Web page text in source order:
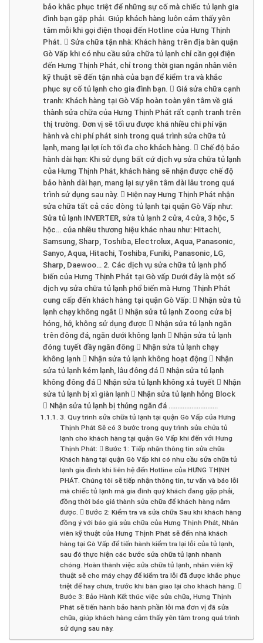
bảo khắc phục triệt để những sự cố mà chiếc tủ lạnh gia
đình bạn gặp phải. Giúp khách hàng luôn cảm thấy yên
tâm mỗi khi gọi điện thoại đến Hotline của Hưng Thịnh
Phát.  Sửa chữa tận nhà: Khách hàng trên địa bàn quận
Gò Vấp khi có nhu cầu sửa chữa tủ lạnh chỉ cần gọi điện
đến Hưng Thịnh Phát, chỉ trong thời gian ngắn nhân viên
kỹ thuật sẽ đến tận nhà của bạn để kiểm tra và khắc
phục sự cố tủ lạnh cho gia đình bạn.  Giá sửa chữa cạnh
tranh: Khách hàng tại Gò Vấp hoàn toàn yên tâm về giá
thành sửa chữa của Hưng Thịnh Phát rất cạnh tranh trên
thị trường. Đơn vị sẽ tối ưu được khá nhiều chi phí vận
hành và chi phí phát sinh trong quá trình sửa chữa tủ
lạnh, mang lại lợi ích tối đa cho khách hàng.  Chế độ bảo
hành dài hạn: Khi sử dụng bất cứ dịch vụ sửa chữa tủ lạnh
của Hưng Thịnh Phát, khách hàng sẽ nhận được chế độ
bảo hành dài hạn, mang lại sự yên tâm dài lâu trong quá
trình sử dụng sau này.  Hiện nay Hưng Thịnh Phát nhận
sửa chữa tất cả các dòng tủ lạnh tại quận Gò Vấp như:
Sửa tủ lạnh INVERTER, sửa tủ lạnh 2 cửa, 4 cửa, 3 hộc, 5
hộc… của nhiều thương hiệu khác nhau như: Hitachi,
Samsung, Sharp, Toshiba, Electrolux, Aqua, Panasonic,
Sanyo, Aqua, Hitachi, Toshiba, Funiki, Panasonic, LG,
Sharp, Daewoo… 2. Các dịch vụ sửa chữa tủ lạnh phổ
biến của Hưng Thịnh Phát tại Gò vấp Dưới đây là một số
dịch vụ sửa chữa tủ lạnh phổ biến mà Hưng Thịnh Phát
cung cấp đến khách hàng tại quận Gò Vấp:  Nhận sửa tủ
lạnh chạy không ngắt  Nhận sửa tủ lạnh Zoong cửa bị
hỏng, hở, không sử dụng được  Nhận sửa tủ lạnh ngăn
trên đông đá, ngăn dưới không lạnh  Nhận sửa tủ lạnh
đóng tuyết đầy ngăn đông  Nhận sửa tủ lạnh chạy
không lạnh  Nhận sửa tủ lạnh không hoạt động  Nhận
sửa tủ lạnh kém lạnh, lâu đông đá  Nhận sửa tủ lạnh
không đông đá  Nhận sửa tủ lạnh không xả tuyết  Nhận
sửa tủ lạnh bị xì giàn lạnh  Nhận sửa tủ lạnh hỏng Block
 Nhận sửa tủ lạnh bị thủng ngăn đá ……………………….
3. Quy trình sửa chữa tủ lạnh tại quận Gò Vấp của Hưng
Thịnh Phát Sẽ có 3 bước trong quy trình sửa chửa tủ
lạnh cho khách hàng tại quận Gò Vấp khi đến với Hưng
Thịnh Phát:  Bước 1: Tiếp nhận thông tin sửa chữa
Khách hàng tại quận Gò Vấp khi có nhu cầu sửa chữa tủ
lạnh gia đình khi liên hệ đến Hotline của HƯNG THỊNH
PHÁT. Chúng tôi sẽ tiếp nhận thông tin, tư vấn và báo lỗi
mà chiếc tủ lạnh mà gia đình quý khách đang gặp phải,
đồng thời báo giá thành sửa chữa để khách hàng nắm
được.  Bước 2: Kiểm tra và sửa chữa Sau khi khách hàng
đồng ý với báo giá sửa chữa của Hưng Thịnh Phát, Nhân
viên kỹ thuật của Hưng Thịnh Phát sẽ đến nhà khách
hàng tại Gò Vấp để tiến hành kiểm tra lại lỗi của tủ lạnh,
sau đó thực hiện các bước sửa chữa tủ lạnh nhanh
chóng. Hoàn thành việc sửa chữa tủ lạnh, nhân viên kỹ
thuật sẽ cho máy chạy để kiểm tra lỗi đã được khắc phục
triệt để hay chưa, trước khi bàn giao lại cho khách hàng. 
Bước 3: Bảo Hành Kết thúc việc sửa chữa, Hưng Thịnh
Phát sẽ tiến hành bảo hành phần lỗi mà đơn vị đã sửa
chữa, giúp khách hàng cảm thấy yên tâm trong quá trình
sử dụng sau này.